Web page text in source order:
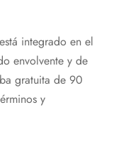
integrado en el
envolvente y de
gratuita de 90
y